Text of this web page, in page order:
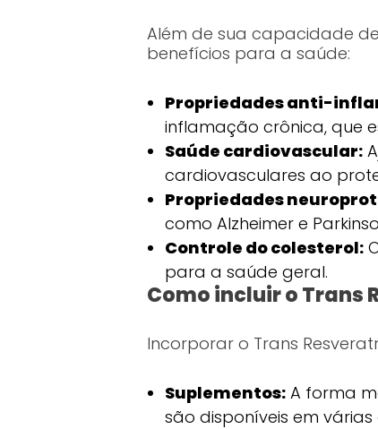
Além de sua capacidade
benefícios para a saúde:
Propriedades anti-
inflamação crônica, que
Saúde cardiovascular:
cardiovasculares ao
Propriedades
como Alzheimer e
Controle do colesterol:
para a saúde geral.
Como incluir o Trans
Incorporar o Trans
Suplementos:A forma
são disponíveis em